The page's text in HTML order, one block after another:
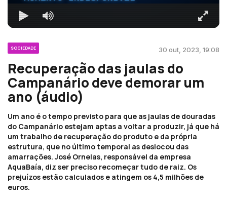
SOCIEDADE 30 out, 2023, 19:08
Recuperação das jaulas do
Campanário deve demorar um
ano (áudio)
Um ano é o tempo previsto para que as jaulas de douradas
do Campanário estejam aptas a voltar a produzir, já que há
um trabalho de recuperação do produto e da própria
estrutura, que no último temporal as deslocou das
amarrações. José Ornelas, responsável da empresa
AquaBaía, diz ser preciso recomeçar tudo de raiz. Os
prejuízos estão calculados e atingem os 4,5 milhões de
euros.